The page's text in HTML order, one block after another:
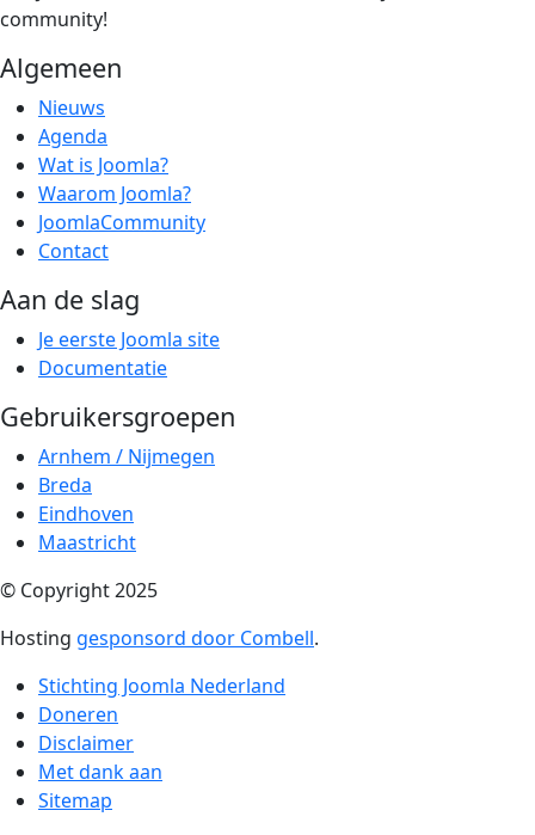
community!
Algemeen
Nieuws
Agenda
Wat is Joomla?
Waarom Joomla?
JoomlaCommunity
Contact
Aan de slag
Je eerste Joomla site
Documentatie
Gebruikersgroepen
Arnhem / Nijmegen
Breda
Eindhoven
Maastricht
© Copyright 2025
Hosting gesponsord door Combell.
Stichting Joomla Nederland
Doneren
Disclaimer
Met dank aan
Sitemap